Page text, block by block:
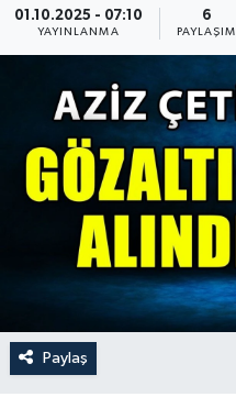
01.10.2025 - 07:10
YAYINLANMA
6
PAYLAŞIM
Paylaş
Genel
Güncel
Kültür & Sanat
Magazin
Resmi İlan
Sağlık & Yaşam
Son Dakika Haberleri